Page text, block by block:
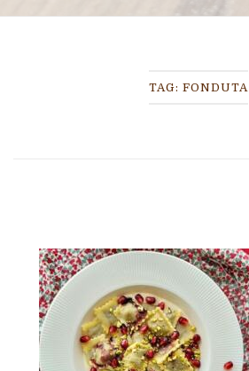
TAG: FONDUTA